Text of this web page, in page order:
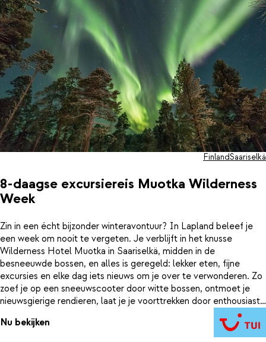
8-daagse excursiereis Muotka Wilderness
Week
FinlandSaariselkä
Zin in een écht bijzonder winteravontuur? In Lapland beleef je
een week om nooit te vergeten. Je verblijft in het knusse
Wilderness Hotel Muotka in Saariselkä, midden in de
besneeuwde bossen, en alles is geregeld: lekker eten, fijne
excursies en elke dag iets nieuws om je over te verwonderen. Zo
zoef je op een sneeuwscooter door witte bossen, ontmoet je
nieuwsgierige rendieren, laat je je voorttrekken door enthousiaste
husky’s en wandel je ’s avonds op sneeuwschoenen onder de
sterrenhemel. Natuurlijk hoop je op het noorderlicht – en met
een beetje geluk zie je het zelfs meerdere keren. Je bent lekker
Nu bekijken